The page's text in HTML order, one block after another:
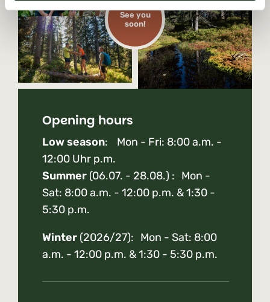
See you
soon!
Opening hours
Low season: Mon - Fri: 8:00 a.m. -
12:00 Uhr p.m.
Summer (06.07. - 28.08.) : Mon -
Sat: 8:00 a.m. - 12:00 p.m. & 1:30 -
5:30 p.m.
Winter (2026/27): Mon - Sat: 8:00
a.m. - 12:00 p.m. & 1:30 - 5:30 p.m.